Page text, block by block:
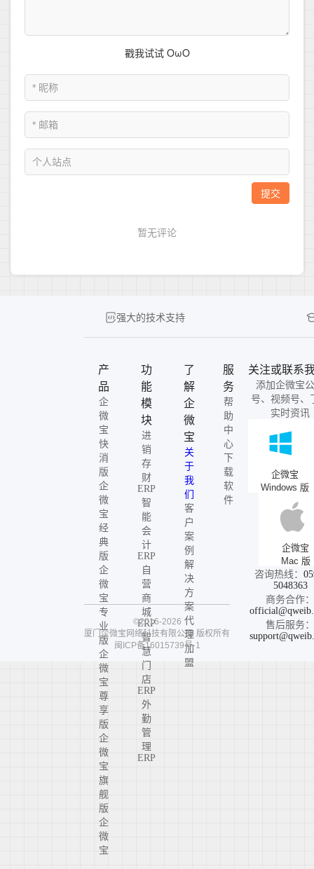
强大的技术支持
产
品
企
微
宝
快
消
版
企
微
宝
经
典
版
企
微
宝
专
业
版
企
微
宝
尊
享
版
企
微
宝
旗
舰
版
企
微
宝
功
能
模
块
进
销
存
财
ERP
智
能
会
计
ERP
自
营
商
城
ERP
智
慧
门
店
ERP
外
勤
管
理
ERP
了
解
企
微
宝
关
于
我
们
客
户
案
例
解
决
方
案
代
理
加
盟
服
务
帮
助
中
心
下
载
软
件
关注或联系
添加企微宝
号、视频号、
实时资讯
企微宝
Windows 版
企微宝
Mac 版
咨询热线：
5048363
商务合作：
售后服务：
©2016-2026
厦门企微宝网络科技有限公司 版权所有
闽ICP备16015739号-1